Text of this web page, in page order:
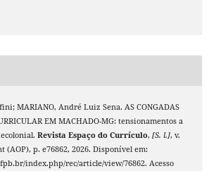
MARIANO, André Luiz Sena. AS CONGADAS
EM MACHADO-MG: tensionamentos a
Revista Espaço do Currículo, [S. l.], v.
(AOP), p. e76862, 2026. Disponível em:
index.php/rec/article/view/76862. Acesso